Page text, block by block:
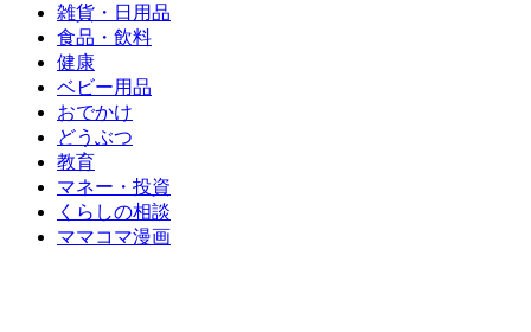
雑貨・日用品
食品・飲料
健康
ベビー用品
おでかけ
どうぶつ
教育
マネー・投資
くらしの相談
ママコマ漫画